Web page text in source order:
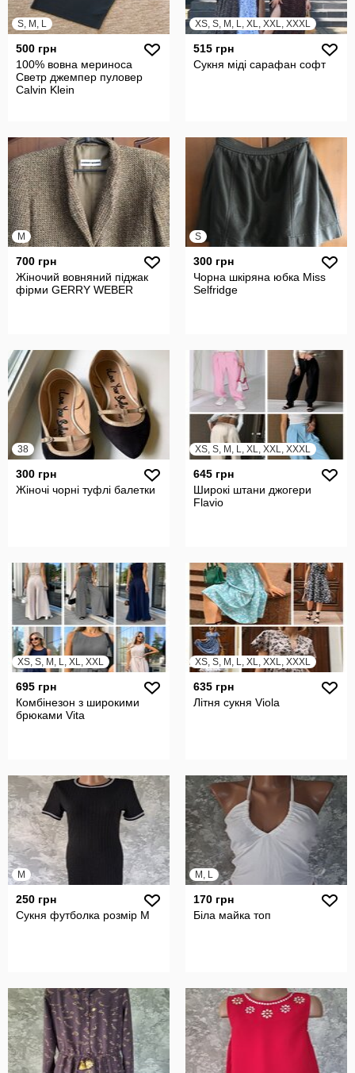
S, M, L
500 грн
100% вовна мериноса
Светр джемпер пуловер
Calvin Klein
XS, S, M, L, XL, XXL, XXXL
515 грн
Сукня міді сарафан софт
M
700 грн
Жіночий вовняний піджак
фірми GERRY WEBER
S
300 грн
Чорна шкіряна юбка Miss
Selfridge
38
300 грн
Жіночі чорні туфлі балетки
XS, S, M, L, XL, XXL, XXXL
645 грн
Широкі штани джогери
Flavio
XS, S, M, L, XL, XXL
695 грн
Комбінезон з широкими
брюками Vita
XS, S, M, L, XL, XXL, XXXL
635 грн
Літня сукня Viola
M
250 грн
Сукня футболка розмір М
M, L
170 грн
Біла майка топ